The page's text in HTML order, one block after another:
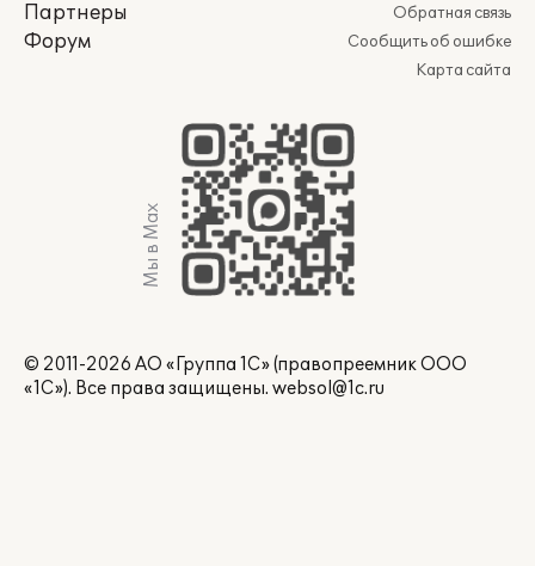
Партнеры
Форум
Обратная связь
Сообщить об ошибке
Карта сайта
Мы в Max
© 2011-2026 АО «Группа 1С» (правопреемник ООО
«1С»). Все права защищены. websol@1c.ru